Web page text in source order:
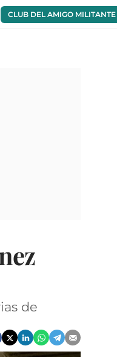
CLUB DEL AMIGO MILITANTE
de